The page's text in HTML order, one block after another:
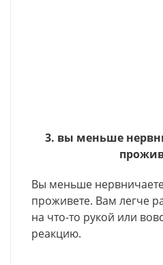
3. вы меньше
Вы меньше
проживете. Вам легче
на что-то рукой или
реакцию.